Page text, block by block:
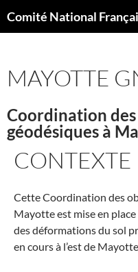
au
MAYOTTE
Coordination
géodésiques à
CONTEXTE
Cette Coordination des
Mayotte est mise en
des déformations du sol
en cours à l’est de